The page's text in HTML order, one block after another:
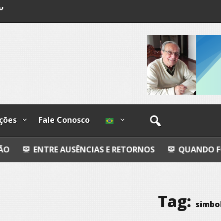
Fale Conosco
E RETORNOS QUANDO FORES EMBORA
Tag: